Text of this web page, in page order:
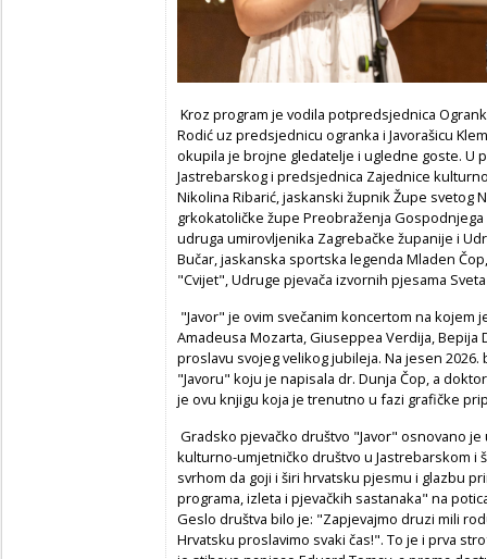
Kroz program je vodila potpredsjednica
Rodić uz predsjednicu ogranka i Javorašicu
okupila je brojne gledatelje i ugledne goste. U
Jastrebarskog i predsjednica Zajednice
Nikolina Ribarić, jaskanski župnik Župe svetog
grkokatoličke župe Preobraženja
udruga umirovljenika Zagrebačke županije i
Bučar, jaskanska sportska legenda Mladen
"Cvijet", Udruge pjevača izvornih pjesama
"Javor" je ovim svečanim koncertom na kojem
Amadeusa Mozarta, Giuseppea Verdija, Bepija
proslavu svojeg velikog jubileja. Na jesen
"Javoru" koju je napisala dr. Dunja Čop, a
je ovu knjigu koja je trenutno u fazi grafičke
Gradsko pjevačko društvo "Javor" osnovano
kulturno-umjetničko društvo u Jastrebarskom i
svrhom da goji i širi hrvatsku pjesmu i glazbu
programa, izleta i pjevačkih sastanaka" na
Geslo društva bilo je: "Zapjevajmo druzi mili
Hrvatsku proslavimo svaki čas!". To je i prva